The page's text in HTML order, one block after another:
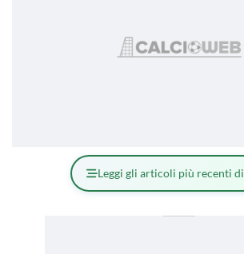
Leggi gli articoli più recenti di